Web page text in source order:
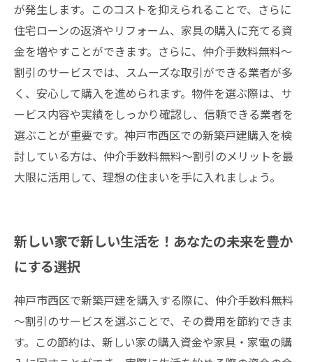
が発生します。このコストを抑えられることで、さらに
住宅ローンの返済やリフォーム、家具の購入に充てる資
金を増やすことができます。さらに、仲介手数料無料～
割引のサービスでは、スムーズな取引ができる業者が多
く、安心して購入を進められます。物件を選ぶ際は、サ
ービス内容や実績をしっかり確認し、信頼できる業者を
選ぶことが重要です。神戸市西区での新築戸建購入を検
討している方は、仲介手数料無料～割引のメリットを最
大限に活用して、理想の住まいを手に入れましょう。
新しい家で新しい生活を！あなたの未来を豊か
にする選択
神戸市西区で新築戸建を購入する際に、仲介手数料無料
～割引のサービスを選ぶことで、その費用を節約できま
す。この節約は、新しい家の購入資金や家具・家電の購